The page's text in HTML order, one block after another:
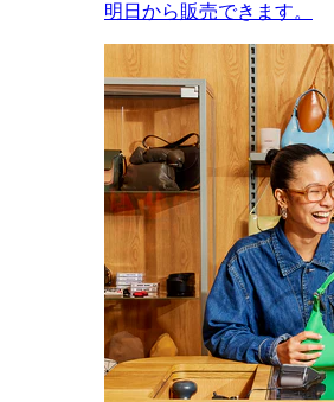
明日から販売できます。